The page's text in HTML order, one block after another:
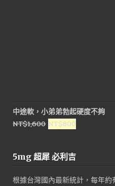
中途軟，小弟弟勃起硬度不夠
NT$1,600 原
格：
NT$800
5mg 超犀 必利吉
根據台灣國內最新統計，每年